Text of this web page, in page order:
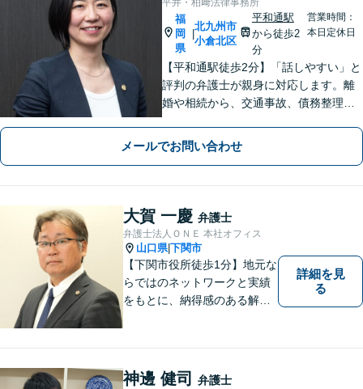
福
岡
県
北九州市
小倉北区
平和通駅
から徒歩2
分
営業時間：
本日定休日
【平和通駅徒歩2分】「話しやすい」と
評判の弁護士が親身に対応します。離
婚や相続から、交通事故、債務整理、
の母としての視点も活かし、不安に寄
り添った丁寧なご説明をお約束しま
メールでお問い合わせ
大賀 一慶 弁護士
弁護士法人ＯＮＥ 本社オフィス
山口県|下関市
【下関市役所徒歩1分】地元な
らではのネットワークと実績
をもとに、納得感のある解決
詳細を見
る
神邊 健司 弁護士